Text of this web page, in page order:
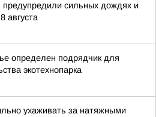
предупредили сильных дождях и
августа
определен подрядчик для
экотехнопарка
ухаживать за натяжными